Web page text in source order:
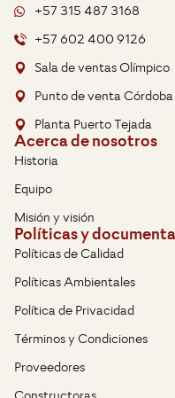
+57 315 487 3168
+57 602 400 9126
Sala de ventas Olímpico
Punto de venta
Planta Puerto Tejada
Acerca de nosotros
Historia
Equipo
Misión y visión
Políticas y
Políticas de Calidad
Políticas Ambientales
Política de Privacidad
Términos y Condiciones
Proveedores